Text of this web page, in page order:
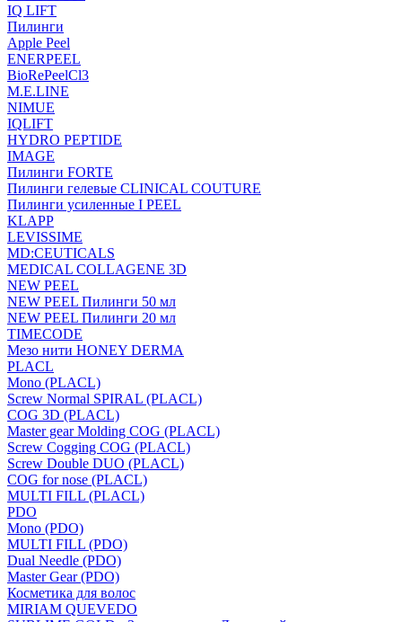
IQ LIFT
Пилинги
Apple Peel
ENERPEEL
BioRePeelCl3
M.E.LINE
NIMUE
IQLIFT
HYDRO PEPTIDE
IMAGE
Пилинги FORTE
Пилинги гелевые CLINICAL COUTURE
Пилинги усиленные I PEEL
KLAPP
LEVISSIME
MD:CEUTICALS
MEDICAL COLLAGENE 3D
NEW PEEL
NEW PEEL Пилинги 50 мл
NEW PEEL Пилинги 20 мл
TIMECODE
Мезо нити HONEY DERMA
PLACL
Mono (PLACL)
Screw Normal SPIRAL (PLACL)
COG 3D (PLACL)
Master gear Molding COG (PLACL)
Screw Cogging COG (PLACL)
Screw Double DUO (PLACL)
COG for nose (PLACL)
MULTI FILL (PLACL)
PDO
Mono (PDO)
MULTI FILL (PDO)
Dual Needle (PDO)
Master Gear (PDO)
Косметика для волос
MIRIAM QUEVEDO